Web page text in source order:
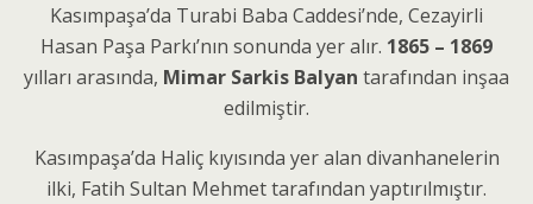
Kasımpaşa’da Turabi Baba Caddesi’nde, Cezayirli
Hasan Paşa Parkı’nın sonunda yer alır. 1865 – 1869
yılları arasında, Mimar Sarkis Balyan tarafından inşaa
edilmiştir.
Kasımpaşa’da Haliç kıyısında yer alan divanhanelerin
ilki, Fatih Sultan Mehmet tarafından yaptırılmıştır.